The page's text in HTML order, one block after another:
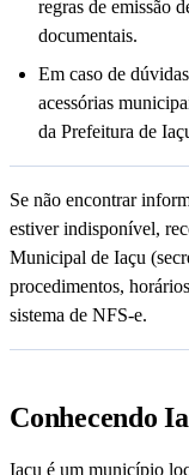
regras de emissão
documentais.
Em caso de
acessórias
da Prefeitura de
Se não encontrar
estiver indisponível,
Municipal de Iaçu
procedimentos,
sistema de NFS-e.
Conhecendo
Iaçu é um município